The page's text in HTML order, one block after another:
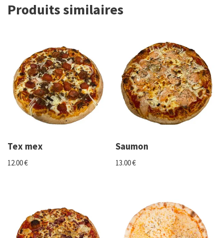
Produits similaires
Tex mex
12.00€
Saumon
13.00€